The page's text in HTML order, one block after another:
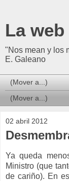
La
"Nos mean y los
E. Galeano
02 abril 2012
Ya queda
Ministro (que
de cariño). En